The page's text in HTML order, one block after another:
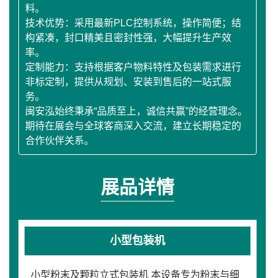
料。
技术优势：采用最新PLC控制系统，操作简便；结
构紧凑，封口精美且密封性强，大幅提升生产效
率。
定制能力：支持根据客户物料特性及包装需求进行
非标定制，提供从规划、安装到售后的一站式服
务。
闽安泓始终秉承“品质至上，诚信共赢”的经营理念。
期待在展会与全球客商深入交流，建立长期稳定的
合作伙伴关系。
展品详情
小型包装机
小型粉末及颗粒立式包装机 本设备专为粉末与细